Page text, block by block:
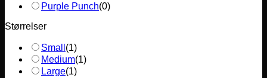
Purple Punch(0)
Størrelser
Small (1)
Medium(1)
Large(1)